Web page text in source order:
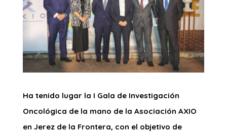
Ha tenido lugar la I Gala de Investigación
Oncológica de la mano de la Asociación AXIO
en Jerez de la Frontera, con el objetivo de